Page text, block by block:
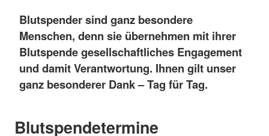
Blutspender sind ganz besondere
Menschen, denn sie übernehmen mit ihrer
Blutspende gesellschaftliches Engagement
und damit Verantwortung. Ihnen gilt unser
ganz besonderer Dank – Tag für Tag.
Blutspendetermine